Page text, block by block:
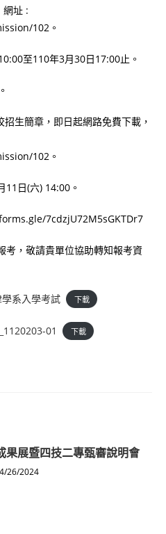
網址 :
102。
至110年3月30日17:00止。
生簡章，即日起網路免費下載，
102。
11日(六) 14:00。
7cdzjU72M5sGKTDr7
考，敬請貴單位協助轉知報考資
系入學考試 下載
01 下載
果展暨四技二專甄審說明會
26/2024